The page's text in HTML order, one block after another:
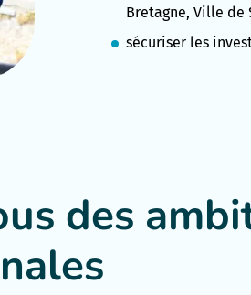
Bretagne, Ville de
sécuriser les
des